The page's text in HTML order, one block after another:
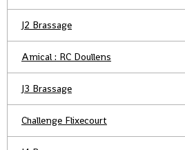
J2 Brassage
Amical : RC Doullens
J3 Brassage
Challenge Flixecourt